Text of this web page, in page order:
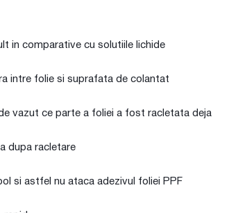
in comparative cu solutiile lichide
intre folie si suprafata de colantat
vazut ce parte a foliei a fost racletata deja
dupa racletare
si astfel nu ataca adezivul foliei PPF